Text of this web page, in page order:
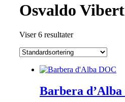
Osvaldo
Viser 6 resultater
Barbera d’Alba